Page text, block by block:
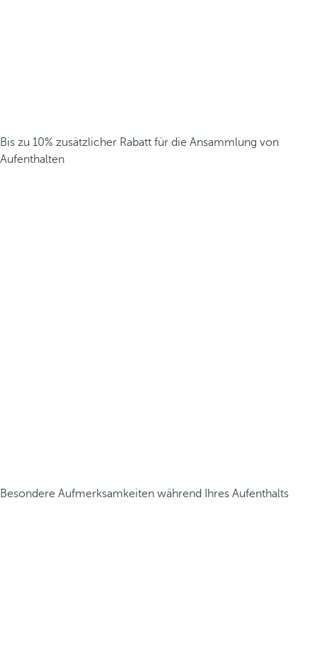
Bis zu 10% zusätzlicher Rabatt für die Ansammlung von
Aufenthalten
Besondere Aufmerksamkeiten während Ihres Aufenthalts